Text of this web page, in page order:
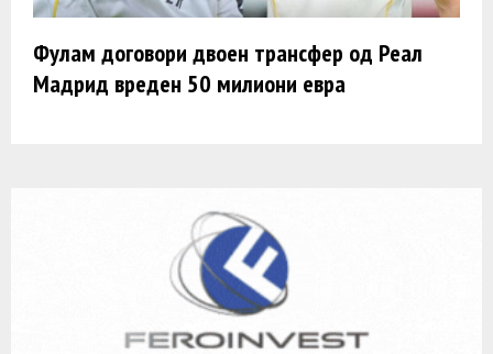
Фулам договори двоен трансфер од Реал
Мадрид вреден 50 милиони евра